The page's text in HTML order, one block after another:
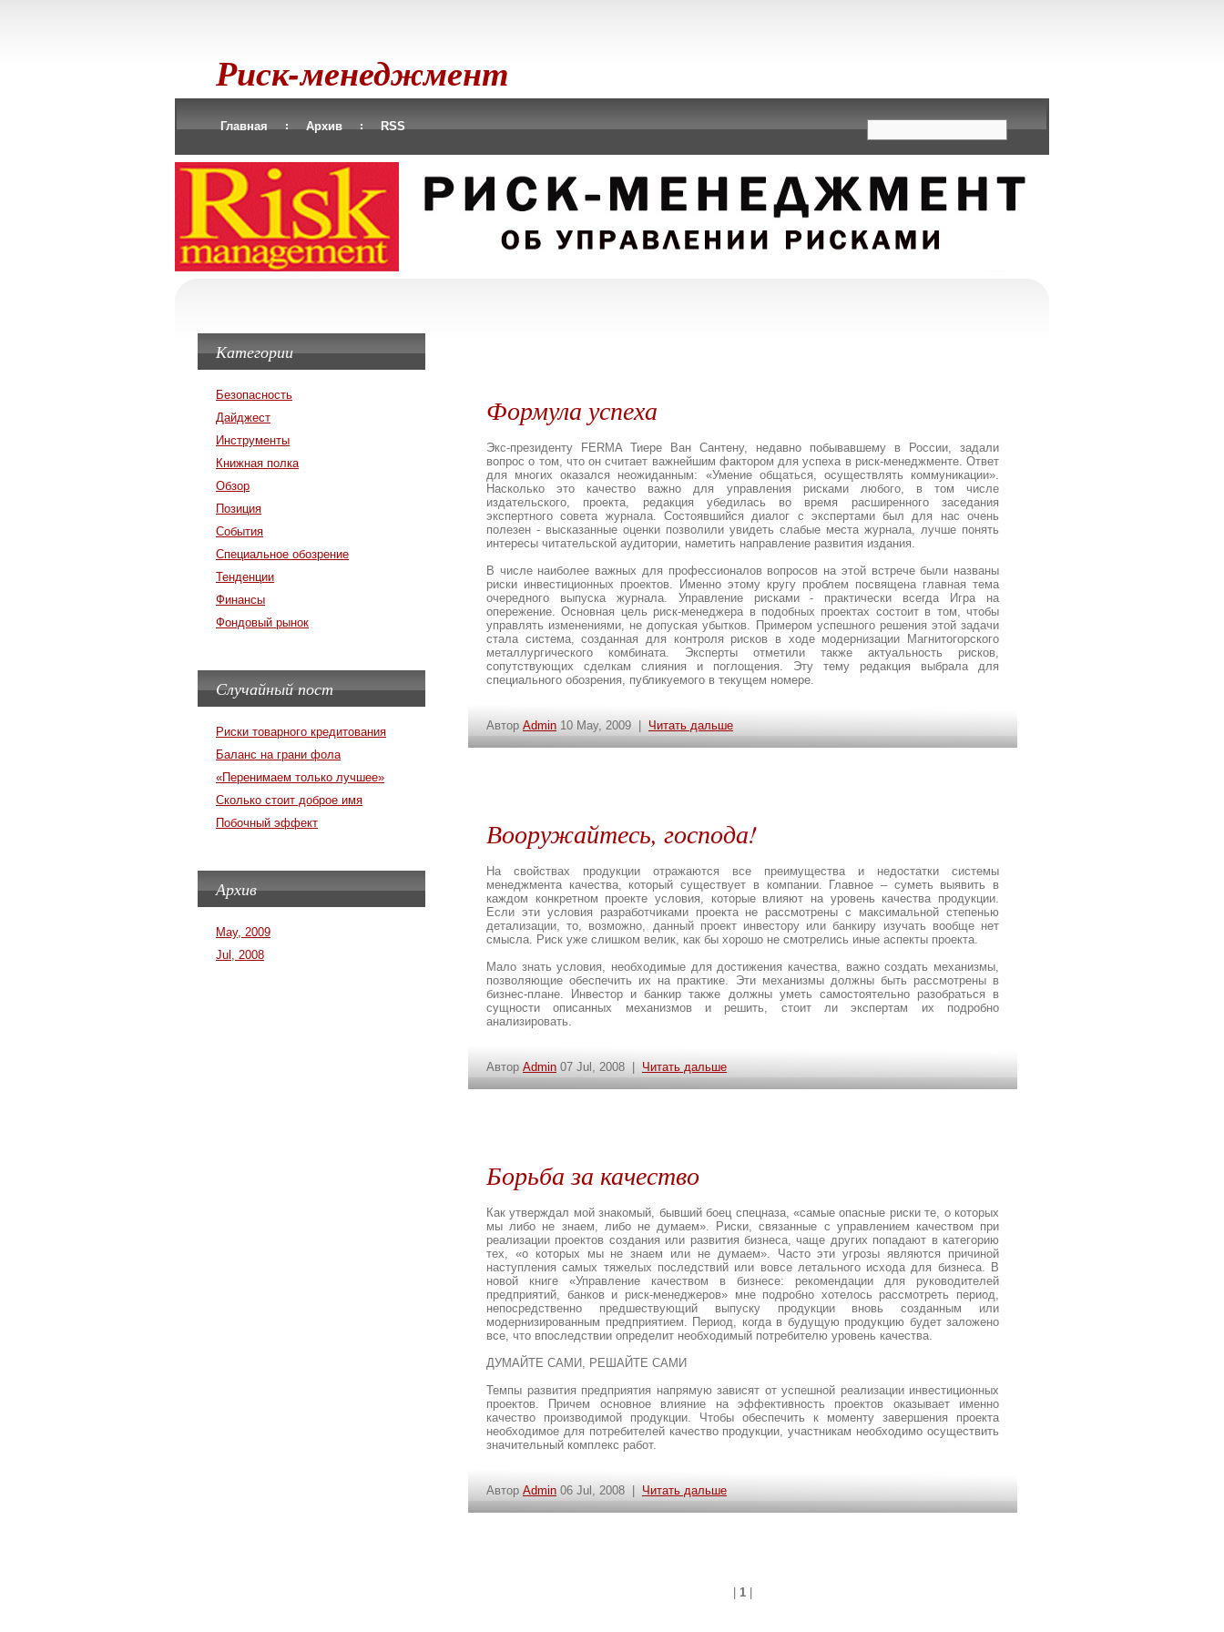
Риск-менеджмент
Главная Архив RSS
Формула успеха
Экс-президенту FERMA Тиере Ван Сантену, недавно побывавшему в России, задали
вопрос о том, что он считает важнейшим фактором для успеха в риск-менеджменте. Ответ
для многих оказался неожиданным: «Умение общаться, осуществлять коммуникации».
Насколько это качество важно для управления рисками любого, в том числе
издательского, проекта, редакция убедилась во время расширенного заседания
экспертного совета журнала. Состоявшийся диалог с экспертами был для нас очень
полезен - высказанные оценки позволили увидеть слабые места журнала, лучше понять
интересы читательской аудитории, наметить направление развития издания.
В числе наиболее важных для профессионалов вопросов на этой встрече были названы
риски инвестиционных проектов. Именно этому кругу проблем посвящена главная тема
очередного выпуска журнала. Управление рисками - практически всегда Игра на
опережение. Основная цель риск-менеджера в подобных проектах состоит в том, чтобы
управлять изменениями, не допуская убытков. Примером успешного решения этой задачи
стала система, созданная для контроля рисков в ходе модернизации Магнитогорского
металлургического комбината. Эксперты отметили также актуальность рисков,
сопутствующих сделкам слияния и поглощения. Эту тему редакция выбрала для
специального обозрения, публикуемого в текущем номере.
Автор Admin 10 May, 2009 | Читать дальше
Вооружайтесь, господа!
На свойствах продукции отражаются все преимущества и недостатки системы
менеджмента качества, который существует в компании. Главное – суметь выявить в
каждом конкретном проекте условия, которые влияют на уровень качества продукции.
Если эти условия разработчиками проекта не рассмотрены с максимальной степенью
детализации, то, возможно, данный проект инвестору или банкиру изучать вообще нет
смысла. Риск уже слишком велик, как бы хорошо не смотрелись иные аспекты проекта.
Мало знать условия, необходимые для достижения качества, важно создать механизмы,
позволяющие обеспечить их на практике. Эти механизмы должны быть рассмотрены в
бизнес-плане. Инвестор и банкир также должны уметь самостоятельно разобраться в
сущности описанных механизмов и решить, стоит ли экспертам их подробно
анализировать.
Автор Admin 07 Jul, 2008 | Читать дальше
Борьба за качество
Как утверждал мой знакомый, бывший боец спецназа, «самые опасные риски те, о которых
мы либо не знаем, либо не думаем». Риски, связанные с управлением качеством при
реализации проектов создания или развития бизнеса, чаще других попадают в категорию
тех, «о которых мы не знаем или не думаем». Часто эти угрозы являются причиной
наступления самых тяжелых последствий или вовсе летального исхода для бизнеса. В
новой книге «Управление качеством в бизнесе: рекомендации для руководителей
предприятий, банков и риск-менеджеров» мне подробно хотелось рассмотреть период,
непосредственно предшествующий выпуску продукции вновь созданным или
модернизированным предприятием. Период, когда в будущую продукцию будет заложено
все, что впоследствии определит необходимый потребителю уровень качества.
ДУМАЙТЕ САМИ, РЕШАЙТЕ САМИ
Темпы развития предприятия напрямую зависят от успешной реализации инвестиционных
проектов. Причем основное влияние на эффективность проектов оказывает именно
качество производимой продукции. Чтобы обеспечить к моменту завершения проекта
необходимое для потребителей качество продукции, участникам необходимо осуществить
значительный комплекс работ.
Автор Admin 06 Jul, 2008 | Читать дальше
1
Категории
Безопасность
Дайджест
Инструменты
Книжная полка
Обзор
Позиция
События
Специальное обозрение
Тенденции
Финансы
Фондовый рынок
Случайный пост
Риски товарного кредитования
Баланс на грани фола
«Перенимаем только лучшее»
Сколько стоит доброе имя
Побочный эффект
Архив
May, 2009
Jul, 2008